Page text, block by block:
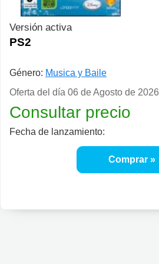
Versión activa
PS2
Género: Musica y Baile
Oferta del día 06 de Agosto de 2026
Consultar precio
Fecha de lanzamiento:
Comprar